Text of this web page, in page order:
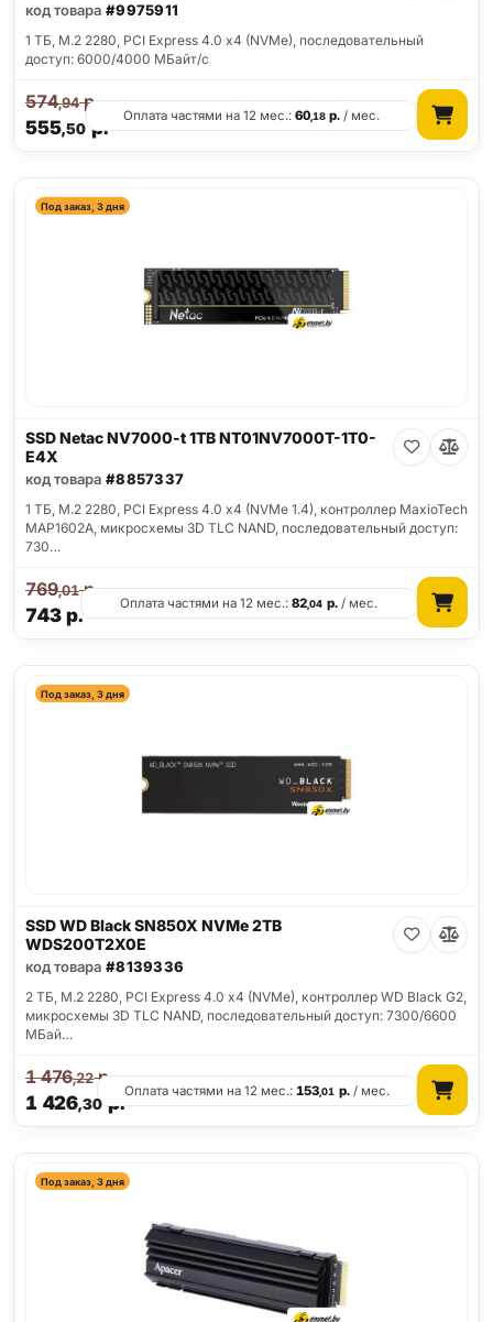
код товара #9975911
1 ТБ, M.2 2280, PCI Express 4.0 x4 (NVMe), последовательный
доступ: 6000/4000 МБайт/с
555,50р.
574,94р.
Оплата частями на 12 мес.:60,18 р. / мес.
Под заказ, 3 дня
SSD Netac NV7000-t 1TB NT01NV7000T-1T0-
E4X
код товара #8857337
1 ТБ, M.2 2280, PCI Express 4.0 x4 (NVMe 1.4), контроллер MaxioTech
MAP1602A, микросхемы 3D TLC NAND, последовательный доступ:
730…
743р.
769,01р.
Оплата частями на 12 мес.:82,04 р./ мес.
Под заказ, 3 дня
SSD WD Black SN850X NVMe 2TB
WDS200T2X0E
код товара #8139336
2 ТБ, M.2 2280, PCI Express 4.0 x4 (NVMe), контроллер WD Black G2,
микросхемы 3D TLC NAND, последовательный доступ: 7300/6600
МБай…
1 426,30 р.
1 476,22р.
Оплата частями на 12 мес.:153,01 р./ мес.
Под заказ, 3 дня